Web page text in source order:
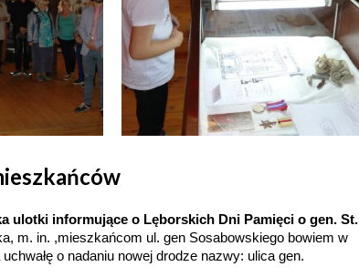
ulotki informujące o Lęborskich Dni Pamięci o gen. St.
m. in. ,mieszkańcom ul. gen Sosabowskiego bowiem w
o nadaniu nowej drodze nazwy: ulica gen.